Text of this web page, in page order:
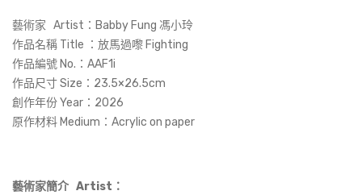
藝術家 Artist：Babby Fung 馮小玲
作品名稱 Title ：放馬過嚟 Fighting
作品編號 No.：AAF1i
作品尺寸 Size：23.5×26.5cm
創作年份 Year：2026
原作材料 Medium：Acrylic on paper
藝術家簡介 Artist：